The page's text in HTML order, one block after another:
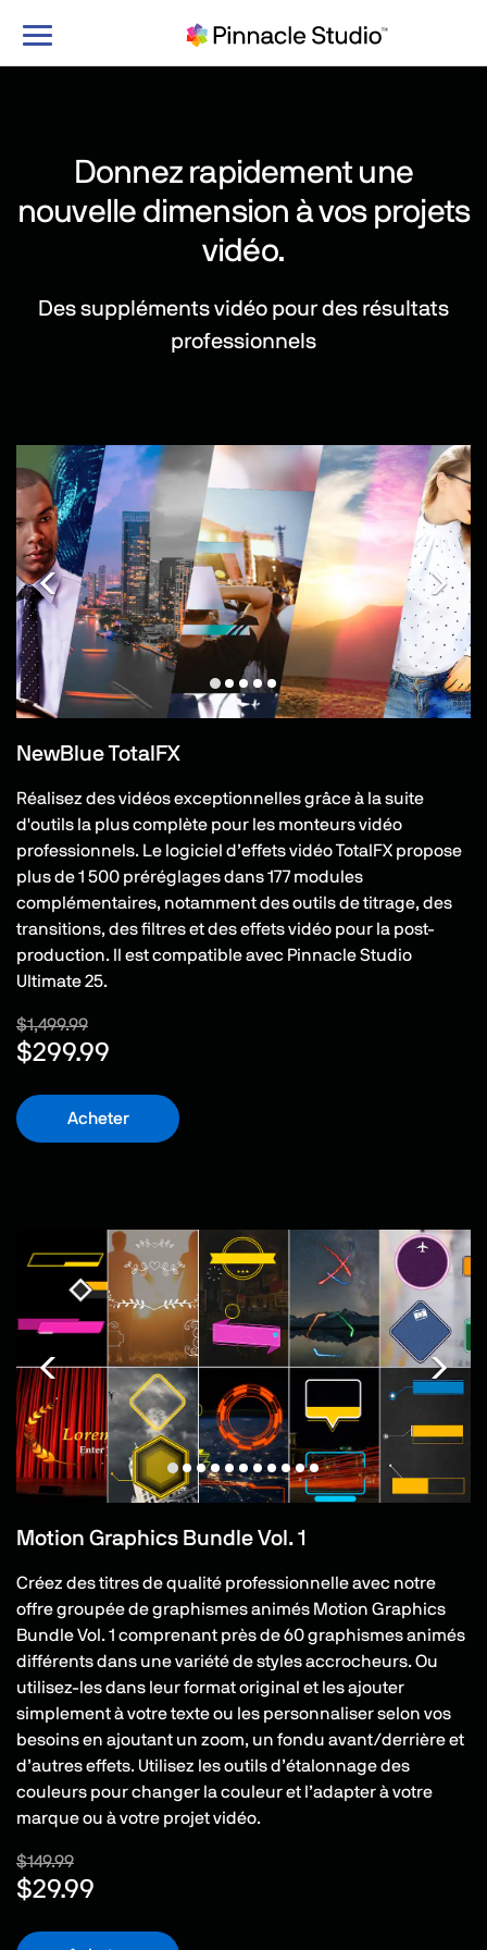
Basculer
Donnez rapidement une
nouvelle dimension à vos projets
vidéo.
Des suppléments vidéo pour des résultats
professionnels
NewBlue TotalFX
Réalisez des vidéos exceptionnelles grâce à la suite
d'outils la plus complète pour les monteurs vidéo
professionnels. Le logiciel d’effets vidéo TotalFX propose
plus de 1 500 préréglages dans 177 modules
complémentaires, notamment des outils de titrage, des
transitions, des filtres et des effets vidéo pour la post-
production. Il est compatible avec Pinnacle Studio
Ultimate 25.
$1,499.99
$299.99
Acheter
Motion Graphics Bundle Vol. 1
Créez des titres de qualité professionnelle avec notre
offre groupée de graphismes animés Motion Graphics
Bundle Vol. 1 comprenant près de 60 graphismes animés
différents dans une variété de styles accrocheurs. Ou
utilisez-les dans leur format original et les ajouter
simplement à votre texte ou les personnaliser selon vos
besoins en ajoutant un zoom, un fondu avant/derrière et
d’autres effets. Utilisez les outils d’étalonnage des
couleurs pour changer la couleur et l’adapter à votre
marque ou à votre projet vidéo.
$149.99
$29.99